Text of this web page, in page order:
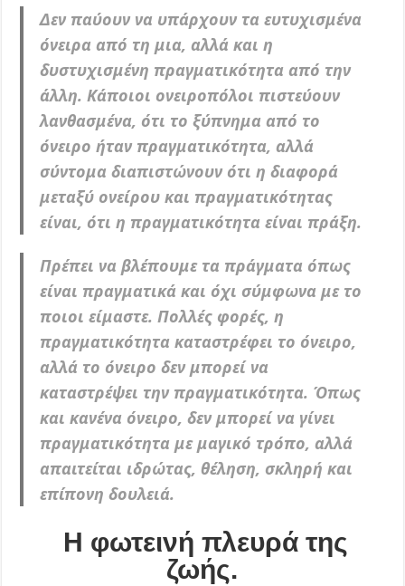
Δεν παύουν να υπάρχουν τα ευτυχισμένα
όνειρα από τη μια, αλλά και η
δυστυχισμένη πραγματικότητα από την
άλλη. Κάποιοι ονειροπόλοι πιστεύουν
λανθασμένα, ότι το ξύπνημα από το
όνειρο ήταν πραγματικότητα, αλλά
σύντομα διαπιστώνουν ότι η διαφορά
μεταξύ ονείρου και πραγματικότητας
είναι, ότι η πραγματικότητα είναι πράξη.
Πρέπει να βλέπουμε τα πράγματα όπως
είναι πραγματικά και όχι σύμφωνα με το
ποιοι είμαστε. Πολλές φορές, η
πραγματικότητα καταστρέφει το όνειρο,
αλλά το όνειρο δεν μπορεί να
καταστρέψει την πραγματικότητα. Όπως
και κανένα όνειρο, δεν μπορεί να γίνει
πραγματικότητα με μαγικό τρόπο, αλλά
απαιτείται ιδρώτας, θέληση, σκληρή και
επίπονη δουλειά.
Η φωτεινή πλευρά της
ζωής.